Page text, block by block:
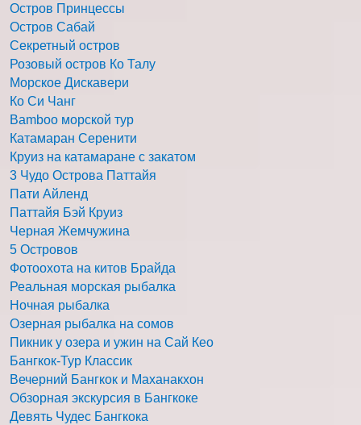
Остров Принцессы
Остров Сабай
Секретный остров
Розовый остров Ко Талу
Морское Дискавери
Ко Си Чанг
Bamboo морской тур
Катамаран Серенити
Круиз на катамаране с закатом
3 Чудо Острова Паттайя
Пати Айленд
Паттайя Бэй Круиз
Черная Жемчужина
5 Островов
Фотоохота на китов Брайда
Реальная морская рыбалка
Ночная рыбалка
Озерная рыбалка на сомов
Пикник у озера и ужин на Сай Кео
Бангкок-Тур Классик
Вечерний Бангкок и Маханакхон
Обзорная экскурсия в Бангкоке
Девять Чудес Бангкока